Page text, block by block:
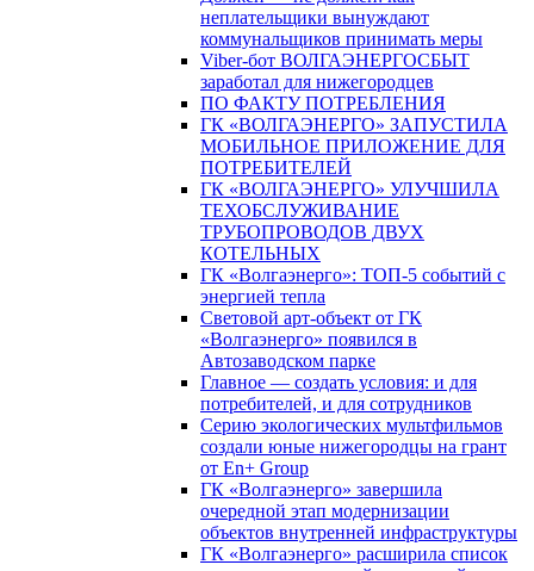
неплательщики вынуждают
коммунальщиков принимать меры
Viber-бот ВОЛГАЭНЕРГОСБЫТ
заработал для нижегородцев
ПО ФАКТУ ПОТРЕБЛЕНИЯ
ГК «ВОЛГАЭНЕРГО» ЗАПУСТИЛА
МОБИЛЬНОЕ ПРИЛОЖЕНИЕ ДЛЯ
ПОТРЕБИТЕЛЕЙ
ГК «ВОЛГАЭНЕРГО» УЛУЧШИЛА
ТЕХОБСЛУЖИВАНИЕ
ТРУБОПРОВОДОВ ДВУХ
КОТЕЛЬНЫХ
ГК «Волгаэнерго»: ТОП-5 событий с
энергией тепла
Световой арт-объект от ГК
«Волгаэнерго» появился в
Автозаводском парке
Главное — создать условия: и для
потребителей, и для сотрудников
Серию экологических мультфильмов
создали юные нижегородцы на грант
от En+ Group
ГК «Волгаэнерго» завершила
очередной этап модернизации
объектов внутренней инфраструктуры
ГК «Волгаэнерго» расширила список